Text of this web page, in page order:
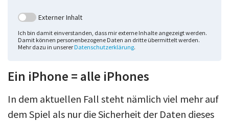
Externer Inhalt
Ich bin damit einverstanden, dass mir externe Inhalte angezeigt werden.
Damit können personenbezogene Daten an dritte übermittelt werden.
Mehr dazu in unserer Datenschutzerklärung.
Ein iPhone = alle iPhones
In dem aktuellen Fall steht nämlich viel mehr auf
dem Spiel als nur die Sicherheit der Daten dieses